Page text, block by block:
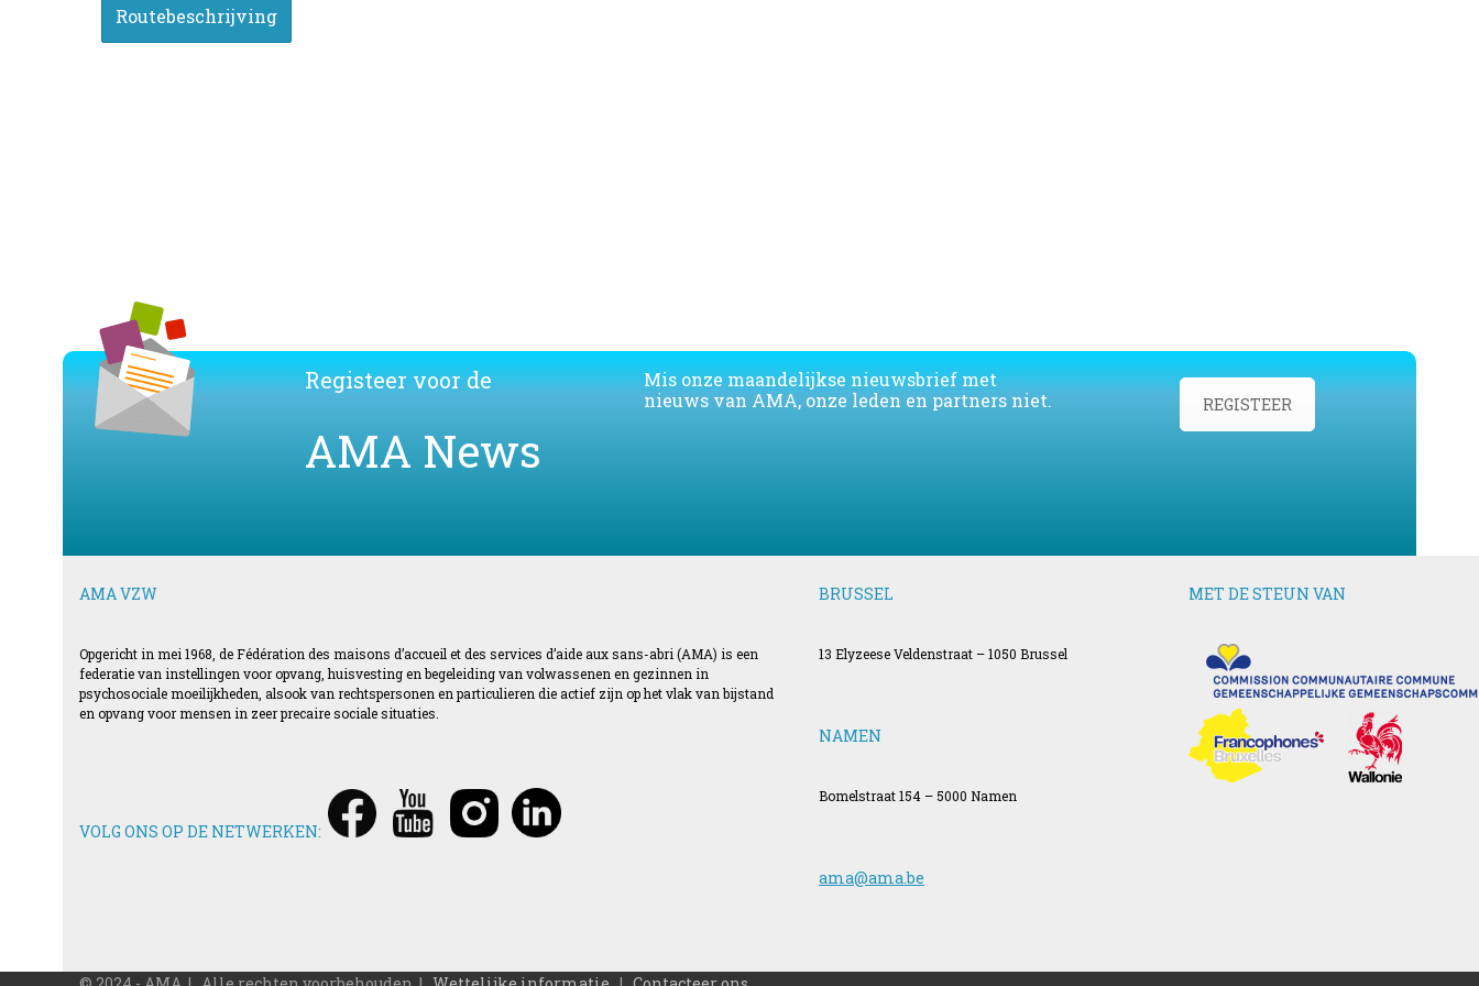
Registeer voor de
AMA News
Mis onze maandelijkse nieuwsbrief met
nieuws van AMA, onze leden en partners niet.
REGISTEER
AMA VZW
Opgericht in mei 1968, de Fédération des maisons d’accueil et des services d’aide aux sans-abri (AMA) is een
federatie van instellingen voor opvang, huisvesting en begeleiding van volwassenen en gezinnen in
psychosociale moeilijkheden, alsook van rechtspersonen en particulieren die actief zijn op het vlak van bijstand
en opvang voor mensen in zeer precaire sociale situaties.
VOLG ONS OP DE NETWERKEN:
BRUSSEL
13 Elyzeese Veldenstraat – 1050 Brussel
NAMEN
Bomelstraat 154 – 5000 Namen
ama@ama.be
MET DE STEUN VAN